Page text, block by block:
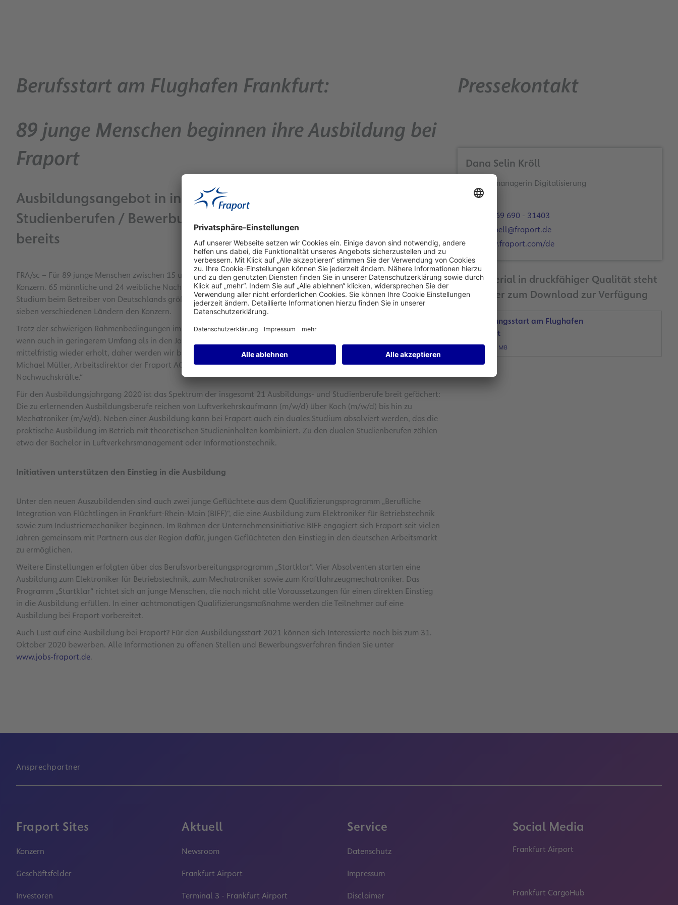
Berufsstart am Flughafen Frankfurt:
89 junge Menschen beginnen ihre Ausbildung bei
Fraport
Ausbildungsangebot in insgesamt 21 Ausbildungs- und
Studienberufen / Bewerbungsfrist für Ausbildungsstart 2021 läuft
bereits
FRA/sc – Für 89 junge Menschen zwischen 15 und 31 Jahren fällt heute der Startschuss ins Berufsleben im Fraport-
Konzern. 65 männliche und 24 weibliche Nachwuchskräfte beginnen in diesem Jahr eine Ausbildung oder ein duales
Studium beim Betreiber von Deutschlands größtem Flughafen. Insgesamt bereichern zukünftig Auszubildende aus
sieben verschiedenen Ländern den Konzern.
Trotz der schwierigen Rahmenbedingungen im internationalen Luftverkehr hält Fraport an der Berufsausbildung fest –
wenn auch in geringerem Umfang als in den Jahren zuvor. „Wir vertrauen darauf, dass sich die wirtschaftliche Lage
mittelfristig wieder erholt, daher werden wir bei Fraport auch in Zukunft einen Bedarf an Fachkräften haben“, erklärt
Michael Müller, Arbeitsdirektor der Fraport AG. „Deswegen bilden wir weiter aus und investieren in unsere zukünftigen
Nachwuchskräfte.“
Für den Ausbildungsjahrgang 2020 ist das Spektrum der insgesamt 21 Ausbildungs- und Studienberufe breit gefächert:
Die zu erlernenden Ausbildungsberufe reichen von Luftverkehrskaufmann (m/w/d) über Koch (m/w/d) bis hin zu
Mechatroniker (m/w/d). Neben einer Ausbildung kann bei Fraport auch ein duales Studium absolviert werden, das die
praktische Ausbildung im Betrieb mit theoretischen Studieninhalten kombiniert. Zu den dualen Studienberufen zählen
etwa der Bachelor in Luftverkehrsmanagement oder Informationstechnik.
Initiativen unterstützen den Einstieg in die Ausbildung
Unter den neuen Auszubildenden sind auch zwei junge Geflüchtete aus dem Qualifizierungsprogramm „Berufliche
Integration von Flüchtlingen in Frankfurt-Rhein-Main (BIFF)“, die eine Ausbildung zum Elektroniker für Betriebstechnik
sowie zum Industriemechaniker beginnen. Im Rahmen der Unternehmensinitiative BIFF engagiert sich Fraport seit vielen
Jahren gemeinsam mit Partnern aus der Region dafür, jungen Geflüchteten den Einstieg in den deutschen Arbeitsmarkt
zu ermöglichen.
Weitere Einstellungen erfolgten über das Berufsvorbereitungsprogramm „Startklar“. Vier Absolventen starten eine
Ausbildung zum Elektroniker für Betriebstechnik, zum Mechatroniker sowie zum Kraftfahrzeugmechatroniker. Das
Programm „Startklar“ richtet sich an junge Menschen, die noch nicht alle Voraussetzungen für einen direkten Einstieg
in die Ausbildung erfüllen. In einer achtmonatigen Qualifizierungsmaßnahme werden die Teilnehmer auf eine
Ausbildung bei Fraport vorbereitet.
Auch Lust auf eine Ausbildung bei Fraport? Für den Ausbildungsstart 2021 können sich Interessierte noch bis zum 31.
Oktober 2020 bewerben. Alle Informationen zu offenen Stellen und Bewerbungsverfahren finden Sie unter
www.jobs-fraport.de.
Pressekontakt
Dana Selin Kröll
Themenmanagerin Digitalisierung
+49 69 690 - 31403
d.kroell@fraport.de
www.fraport.com/de
Bildmaterial in druckfähiger Qualität steht
Ihnen hier zum Download zur Verfügung
Ausbildungsstart am Flughafen
Frankfurt
JPG, 3 MB
Ansprechpartner
Fraport Sites
Konzern
Geschäftsfelder
Investoren
Aktuell
Newsroom
Frankfurt Airport
Terminal 3 - Frankfurt Airport
Service
Datenschutz
Impressum
Disclaimer
Social Media
Frankfurt Airport
Frankfurt CargoHub